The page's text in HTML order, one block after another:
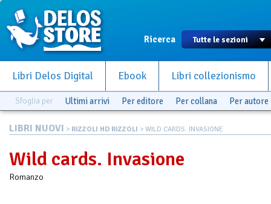
Ricerca
Libri Delos Digital Ebook Libri collezionismo
Sfoglia per Ultimi arrivi Per editore Per collana Per autore
LIBRI NUOVI > RIZZOLI HD RIZZOLI > WILD CARDS. INVASIONE
Wild cards. Invasione
Romanzo